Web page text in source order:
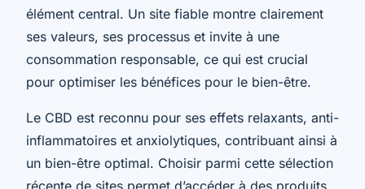
élément central. Un site fiable montre clairement
ses valeurs, ses processus et invite à une
consommation responsable, ce qui est crucial
pour optimiser les bénéfices pour le bien-être.
Le CBD est reconnu pour ses effets relaxants, anti-
inflammatoires et anxiolytiques, contribuant ainsi à
un bien-être optimal. Choisir parmi cette sélection
récente de sites permet d’accéder à des produits